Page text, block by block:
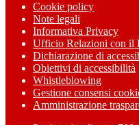
Cookie policy
Note legali
Informativa Privacy
Ufficio Relazioni con il
Dichiarazione di
Obiettivi di accessibilità
Whistleblowing
Gestione consensi
Amministrazione